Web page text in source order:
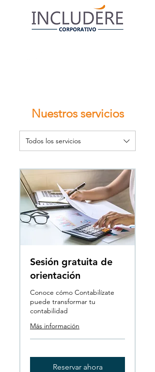
Nuestros servicios
Todos los servicios
Sesión gratuita de
orientación
Conoce cómo Contabilízate
puede transformar tu
contabilidad
Más información
Reservar ahora